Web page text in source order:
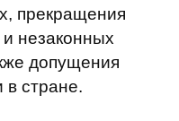
прекращения
незаконных
допущения
в стране.